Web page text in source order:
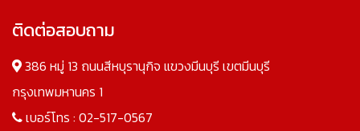
ติดต่อสอบถาม
386 หมู่ 13 ถนนสีหบุรานุกิจ แขวงมีนบุรี เขตมีนบุรี
กรุงเทพมหานคร 1
เบอร์โทร : 02-517-0567